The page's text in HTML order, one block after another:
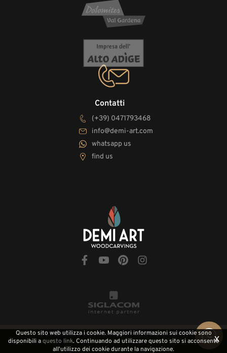
Contatti
(+39) 0471793468
info@demi-art.com
whatsapp us
find us
© 2010-2026 Demi-Art.com [Privacy e Cookie Policy] x
Questo sito web utilizza i cookie. Maggiori informazioni sui cookie sono
disponibili aquesto link. Continuando ad utilizzare questo sito si acconsente
all'utilizzo dei cookie durante la navigazione.